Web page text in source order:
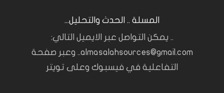
المسلة .. الحدث والتحليل...
.. يمكن التواصل عبر الايميل التالي:
almasalahsources@gmail.com.. وعبر صفحة
التفاعلية في فيسبوك وعلى تويتر